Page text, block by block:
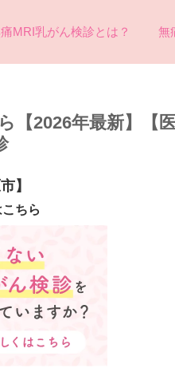
MRI乳がん検診とは？ 無
2026年最新】【医
】
ちら